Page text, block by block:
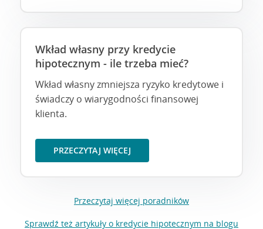
Wkład własny przy kredycie
hipotecznym - ile trzeba mieć?
Wkład własny zmniejsza ryzyko kredytowe i
świadczy o wiarygodności finansowej
klienta.
PRZECZYTAJ WIĘCEJ
Przeczytaj więcej poradników
Sprawdź też artykuły o kredycie hipotecznym na blogu